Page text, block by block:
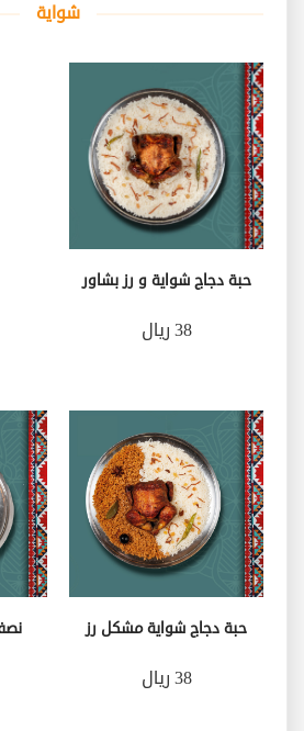
شواية
حبة دجاج شواية و رز بشاور
38 ريال
حبة دجاج شواية مشكل رز
38 ريال